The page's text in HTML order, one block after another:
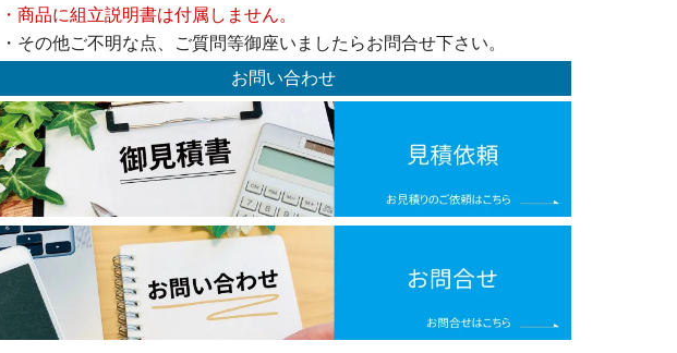
・商品に組立説明書は付属しません。
・その他ご不明な点、ご質問等御座いましたらお問合せ下さい。
お問い合わせ